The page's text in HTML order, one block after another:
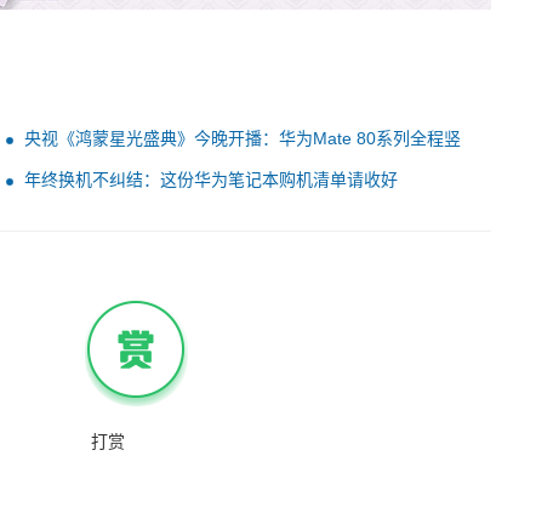
央视《鸿蒙星光盛典》今晚开播：华为Mate 80系列全程竖
屏录制
年终换机不纠结：这份华为笔记本购机清单请收好
打赏